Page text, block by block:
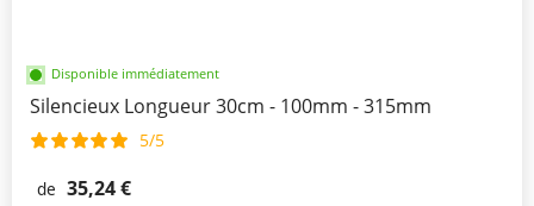
Disponible immédiatement
Silencieux Longueur 30cm - 100mm - 315mm
5/5
de 35,24 €